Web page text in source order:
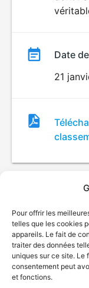
Pour offrir les
telles que les cookies
appareils. Le fait de
traiter des données
uniques sur ce site. Le
consentement peut
et fonctions.
Date
21
Fichier
de
©